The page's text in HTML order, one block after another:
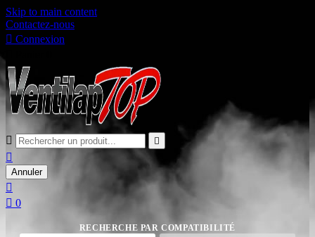
Skip to main content
Contactez-nous
 Connexion
 

Annuler

 0
RECHERCHE PAR COMPATIBILITÉ